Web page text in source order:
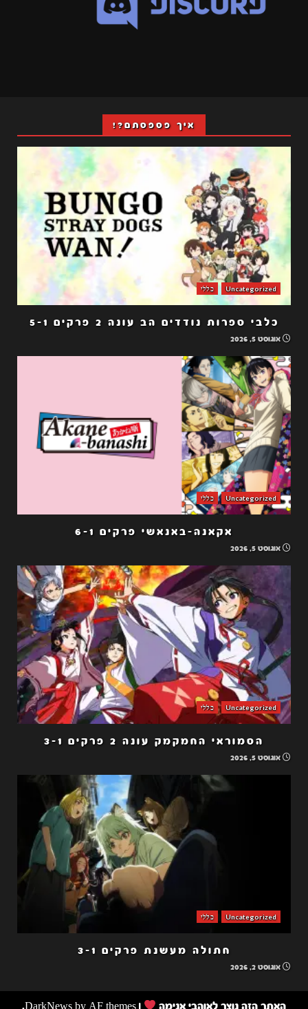
איך פספסתם?!
Uncategorized כללי
כלבי ספרות נודדים הב עונה 2 פרקים 5-1
אוגוסט 5, 2026
Uncategorized כללי
אקאנה-באנאשי פרקים 6-1
אוגוסט 5, 2026
Uncategorized כללי
הסמוראי החמקמק עונה 2 פרקים 3-1
אוגוסט 5, 2026
Uncategorized כללי
חתולה מעשנת פרקים 3-1
אוגוסט 2, 2026
האתר הזה נוצר לאוהבי אנימה |
DarkNewsby AF themes.